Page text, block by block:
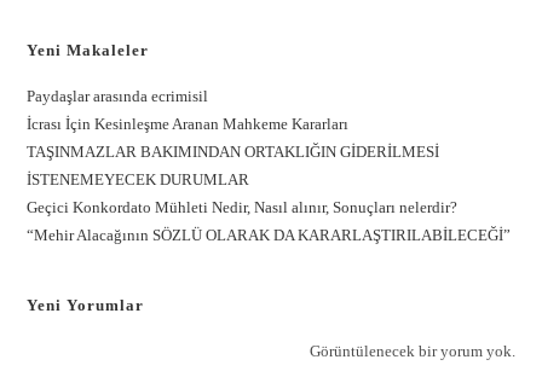
Yeni Makaleler
Paydaşlar arasında ecrimisil
İcrası İçin Kesinleşme Aranan Mahkeme Kararları
TAŞINMAZLAR BAKIMINDAN ORTAKLIĞIN GİDERİLMESİ
İSTENEMEYECEK DURUMLAR
Geçici Konkordato Mühleti Nedir, Nasıl alınır, Sonuçları nelerdir?
“Mehir Alacağının SÖZLÜ OLARAK DA KARARLAŞTIRILABİLECEĞİ”
Yeni Yorumlar
Görüntülenecek bir yorum yok.